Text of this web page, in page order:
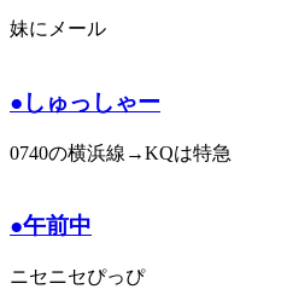
妹にメール
●しゅっしゃー
0740の横浜線→KQは特急
●午前中
ニセニセぴっぴ